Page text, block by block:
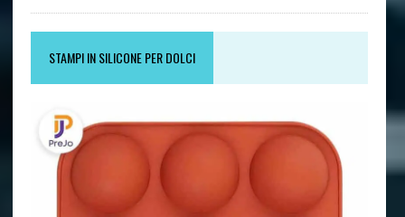
STAMPI IN SILICONE PER DOLCI